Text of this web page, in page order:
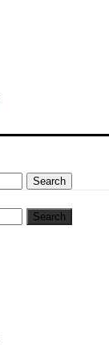
Search
Search